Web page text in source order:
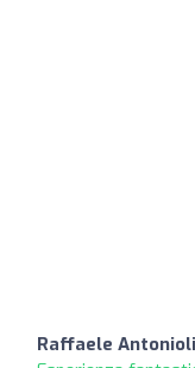
Raffaele Antonioli